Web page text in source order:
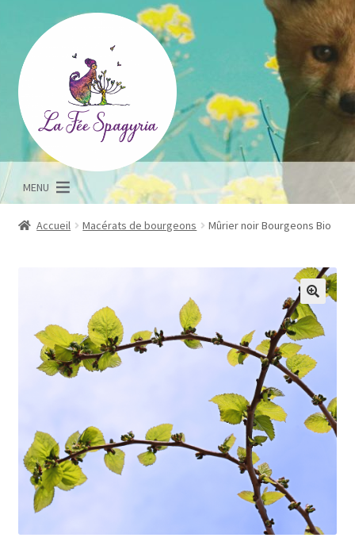
la
navigation
contenu
MENU
Accueil Macérats de bourgeons Mûrier noir Bourgeons Bio